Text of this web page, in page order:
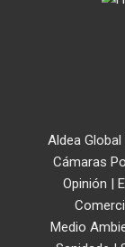
Aldea Global
Cámaras
Opinión |
Medio